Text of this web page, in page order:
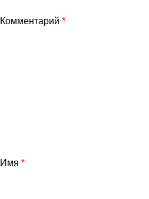
Комментарий *
Имя *